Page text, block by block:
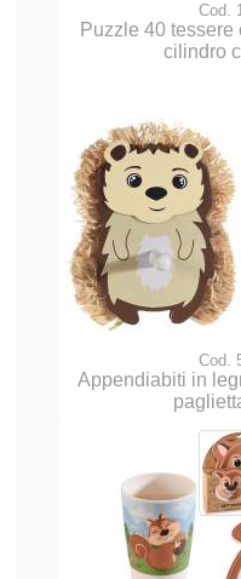
Cod.
Puzzle 40
cilindro
Cod.
Appendiabiti in